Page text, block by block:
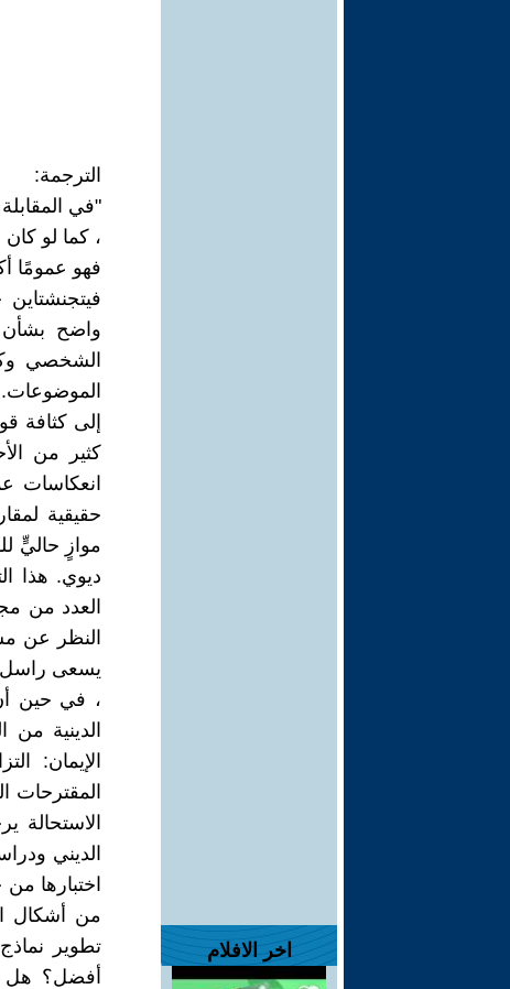
اخر الافلام
الترجمة:
"في
، كما لو
فهو عمومًا
واضح بشأن
الشخصي
إلى كثافة
كثير من
انعكاسات
حقيقية
موازٍ حاليٍّ
ديوي. هذا
العدد من
النظر عن
يسعى راسل
، في حين
الدينية
الإيمان:
المقترحات
الاستحالة
الديني
اختبارها
من أشكال
تطوير
أفضل؟ هل